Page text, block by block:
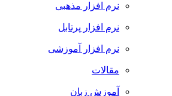
نرم افزار مذهبی
نرم افزار پرتابل
نرم افزار آموزشی
مقالات
آموزش زبان